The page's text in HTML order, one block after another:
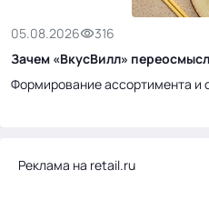
05.08.2026
316
Зачем «ВкусВилл»
Формирование ассортимента и
Реклама на retail.ru